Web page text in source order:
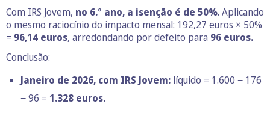
Com IRS Jovem, no 6.º ano, a isenção é de 50%. Aplicando
o mesmo raciocínio do impacto mensal: 192,27 euros × 50%
= 96,14 euros, arredondando por defeito para 96 euros.
Conclusão:
Janeiro de 2026, com IRS Jovem: líquido = 1.600 − 176
− 96 = 1.328 euros.